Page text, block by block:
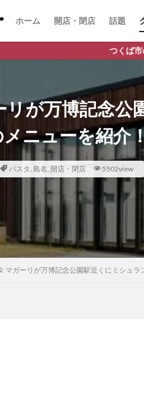
ホーム 開店・閉店 話題
つくば市のデイリーランキング
リが万博記念公
ニューを紹介
パスタ, 島名, 開店・閉店 5502view
マガーリが万博記念公園駅近くにミシュ